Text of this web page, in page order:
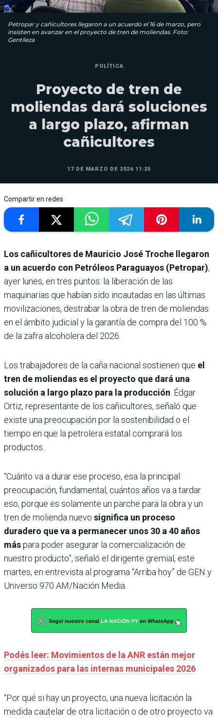
Petropar y cañicultores llegaron a un acuerdo el 16 de marzo, pero
insisten en avanzar en el proyecto de tren de moliendas. Foto:
Gentileza
POLÍTICA
Proyecto de tren de
moliendas dará soluciones
a largo plazo, afirman
cañicultores
17 DE MARZO DE 2026 11:25
Compartir en redes
Los cañicultores de Mauricio José Troche llegaron
a un acuerdo con Petróleos Paraguayos (Petropar),
ayer lunes, en tres puntos: la liberación de las
maquinarias que habían sido incautadas en las últimas
movilizaciones, destrabar la obra de tren de moliendas
en el ámbito judicial y la garantía de compra del 100 %
de la zafra alcoholera del 2026.
Los trabajadores de la caña nacional sostienen que el
tren de moliendas es el proyecto que dará una
solución a largo plazo para la producción . Édgar
Ortiz, representante de los cañicultores, señaló que
existe una preocupación por la sostenibilidad o el
tiempo en que la petrolera estatal comprará los
productos.
“Cuánto va a durar ese proceso, esa la principal
preocupación, fundamental, cuántos años va a tardar
eso, porque es solamente un parche para la obra y un
tren de molienda nuevo significa un proceso
duradero que va a permanecer unos 30 a 40 años
máspara poder asegurar la comercialización de
nuestro producto”, señaló el dirigente gremial, este
martes, en entrevista al programa “Arriba hoy” de GEN y
Universo 970 AM/Nación Media.
Podés leer: Movimientos de la ANR están mejor
organizados para las internas municipales 2026
“Por qué si hay un proyecto, una nueva licitación la
medida cautelar de otra licitación o de otro proyecto va